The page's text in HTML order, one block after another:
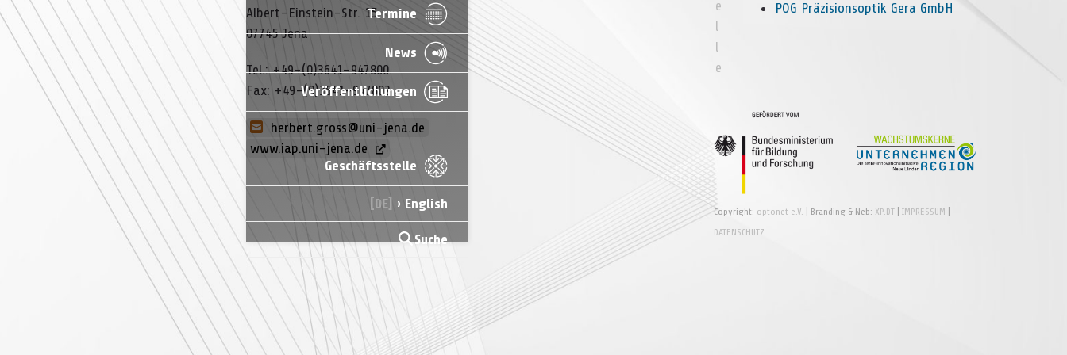
Termine
News
Veröffentlichungen
Geschäftsstelle
[DE] › English
Suche
Albert-​Einstein-​Str. 15
07745 Jena
Tel.: +49-(0)3641–947800
Fax: +49-(0)3641–947802
herbert.gross@uni-jena.de
www.iap.uni-jena.de
POG Präzisionsoptik Gera GmbH
e
l
l
e
Copyright: optonet e.V. | Branding & Web: XP.DT| IMPRESSUM
DATENSCHUTZ